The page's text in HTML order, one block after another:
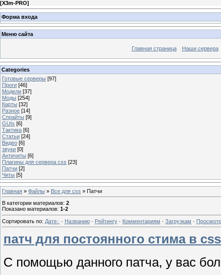
[X3m-PRO]
Форма входа
Меню сайта
Главная страница Наши сервера
Categories
Готовые серверы [97]
Проги [46]
Модели [37]
Моды [254]
Карты [32]
Разное [14]
Спрайты [9]
GUIs [6]
Тактика [6]
Статьи [24]
Видео [6]
звуки [0]
Античиты [6]
Плагины для сервера css [23]
Патчи [2]
Читы [5]
Главная » Файлы » Все для css » Патчи
В категории материалов: 2
Показано материалов: 1-2
Сортировать по: Дате · Названию · Рейтингу · Комментариям · Загрузкам ·
патч для постоянного стима в
С помощью данного патча, у вас